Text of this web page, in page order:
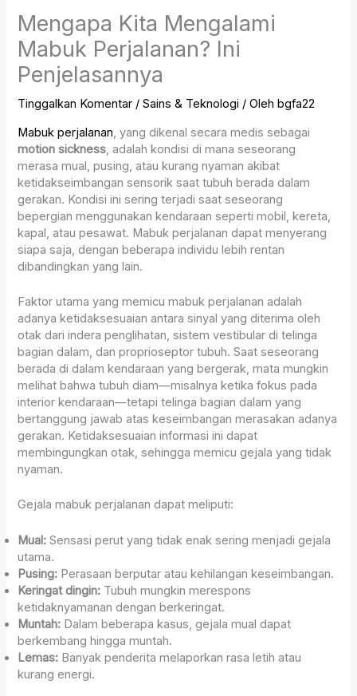
Mengapa Kita Mengalami
Mabuk Perjalanan? Ini
Penjelasannya
Tinggalkan Komentar /Sains & Teknologi / Olehbgfa22
Mabuk perjalanan, yang dikenal secara medis sebagai
motion sickness, adalah kondisi di mana seseorang
merasa mual, pusing, atau kurang nyaman akibat
ketidakseimbangan sensorik saat tubuh berada dalam
gerakan. Kondisi ini sering terjadi saat seseorang
bepergian menggunakan kendaraan seperti mobil, kereta,
kapal, atau pesawat. Mabuk perjalanan dapat menyerang
siapa saja, dengan beberapa individu lebih rentan
dibandingkan yang lain.
Faktor utama yang memicu mabuk perjalanan adalah
adanya ketidaksesuaian antara sinyal yang diterima oleh
otak dari indera penglihatan, sistem vestibular di telinga
bagian dalam, dan proprioseptor tubuh. Saat seseorang
berada di dalam kendaraan yang bergerak, mata mungkin
melihat bahwa tubuh diam—misalnya ketika fokus pada
interior kendaraan—tetapi telinga bagian dalam yang
bertanggung jawab atas keseimbangan merasakan adanya
gerakan. Ketidaksesuaian informasi ini dapat
membingungkan otak, sehingga memicu gejala yang tidak
nyaman.
Gejala mabuk perjalanan dapat meliputi:
Mual: Sensasi perut yang tidak enak sering menjadi gejala
utama.
Pusing: Perasaan berputar atau kehilangan keseimbangan.
Keringat dingin: Tubuh mungkin merespons
ketidaknyamanan dengan berkeringat.
Muntah: Dalam beberapa kasus, gejala mual dapat
berkembang hingga muntah.
Lemas: Banyak penderita melaporkan rasa letih atau
kurang energi.